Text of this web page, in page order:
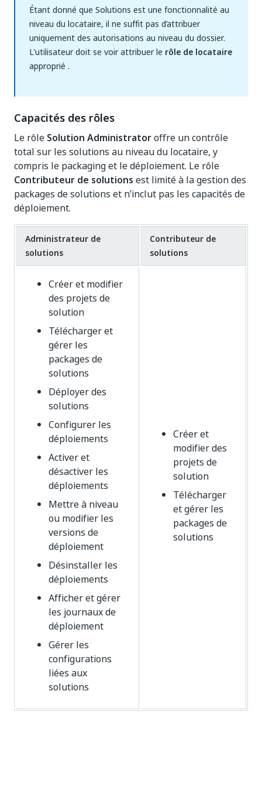
Étant donné que Solutions est une fonctionnalité au
niveau du locataire, il ne suffit pas d’attribuer
uniquement des autorisations au niveau du dossier.
L'utilisateur doit se voir attribuer le rôle de locataire
approprié .
Capacités des rôles
Le rôle Solution Administratoroffre un contrôle
total sur les solutions au niveau du locataire, y
compris le packaging et le déploiement. Le rôle
Contributeur de solutions est limité à la gestion des
packages de solutions et n’inclut pas les capacités de
déploiement.
Administrateur de
solutions
Contributeur de
solutions
Créer et modifier
des projets de
solution
Télécharger et
gérer les
packages de
solutions
Déployer des
solutions
Configurer les
déploiements
Activer et
désactiver les
déploiements
Mettre à niveau
ou modifier les
versions de
déploiement
Désinstaller les
déploiements
Afficher et gérer
les journaux de
déploiement
Gérer les
configurations
liées aux
solutions
Créer et
modifier des
projets de
solution
Télécharger
et gérer les
packages de
solutions